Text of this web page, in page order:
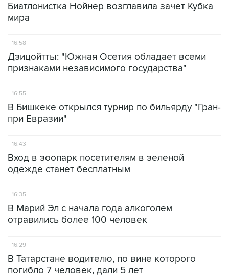
Биатлонистка Нойнер возглавила зачет Кубка
мира
16:58
Дзицойтты: "Южная Осетия обладает всеми
признаками независимого государства"
16:55
В Бишкеке открылся турнир по бильярду "Гран-
при Евразии"
16:43
Вход в зоопарк посетителям в зеленой
одежде станет бесплатным
16:35
В Марий Эл с начала года алкоголем
отравились более 100 человек
16:29
В Татарстане водителю, по вине которого
погибло 7 человек, дали 5 лет